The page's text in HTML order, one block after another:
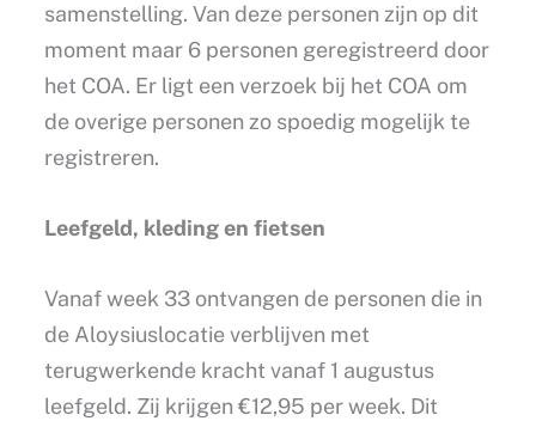
samenstelling. Van deze personen zijn op dit
moment maar 6 personen geregistreerd door
het COA. Er ligt een verzoek bij het COA om
de overige personen zo spoedig mogelijk te
registreren.
Leefgeld, kleding en fietsen
Vanaf week 33 ontvangen de personen die in
de Aloysiuslocatie verblijven met
terugwerkende kracht vanaf 1 augustus
leefgeld. Zij krijgen €12,95 per week. Dit